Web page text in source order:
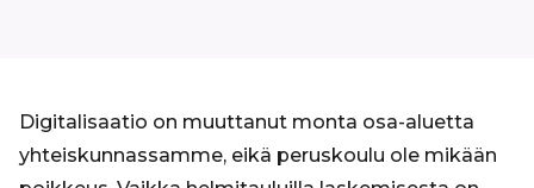
Digitalisaatio on muuttanut monta osa-aluetta
yhteiskunnassamme, eikä peruskoulu ole mikään